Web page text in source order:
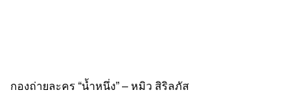
กองถ่ายละคร “น้ำหนึ่ง” – หมิว สิริลภัส